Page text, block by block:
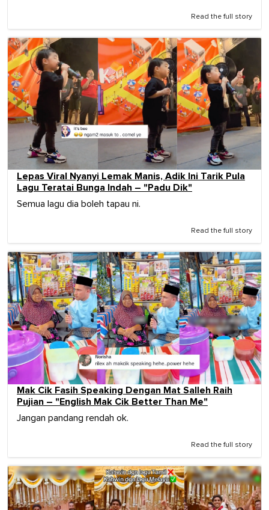
Read the full story
Lepas Viral Nyanyi Lemak Manis, Adik Ini Tarik Pula
Lagu Teratai Bunga Indah – "Padu Dik"
Semua lagu dia boleh tapau ni.
Read the full story
Mak Cik Fasih Speaking Dengan Mat Salleh Raih
Pujian – "English Mak Cik Better Than Me"
Jangan pandang rendah ok.
Read the full story